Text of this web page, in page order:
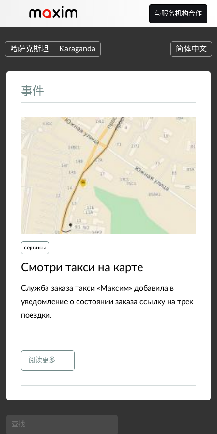
与服务机构合作
哈萨克斯坦 Karaganda 简体中文
事件
сервисы
​Смотри такси на карте
Служба заказа такси «Максим» добавила в
уведомление о состоянии заказа ссылку на трек
поездки.
阅读更多